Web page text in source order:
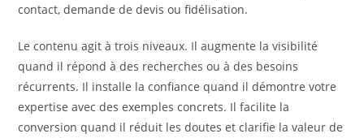
contact, demande de devis ou fidélisation.
Le contenu agit à trois niveaux. Il augmente la visibilité
quand il répond à des recherches ou à des besoins
récurrents. Il installe la confiance quand il démontre votre
expertise avec des exemples concrets. Il facilite la
conversion quand il réduit les doutes et clarifie la valeur de